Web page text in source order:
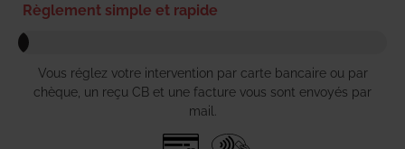
Règlement simple et rapide
Vous réglez votre intervention par carte bancaire ou par
chèque, un reçu CB et une facture vous sont envoyés par
mail.